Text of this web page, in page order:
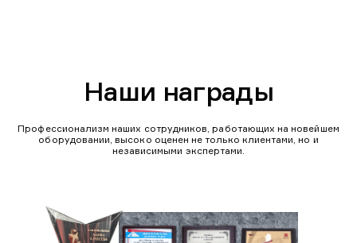
Наши награды
Профессионализм наших сотрудников, работающих на новейшем
оборудовании, высоко оценен не только клиентами, но и
независимыми экспертами.